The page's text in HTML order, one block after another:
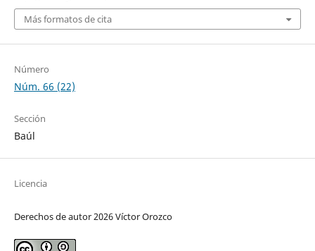
Más formatos de cita
Número
Núm. 66 (22)
Sección
Baúl
Licencia
Derechos de autor 2026 Víctor Orozco